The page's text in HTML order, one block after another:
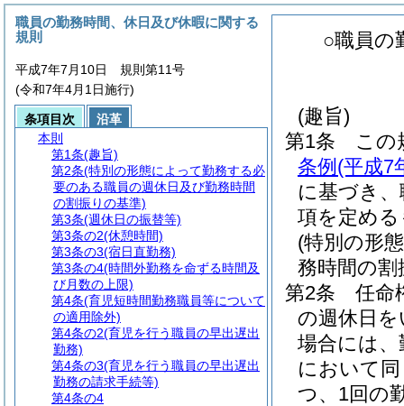
○職員の
(趣旨)
第1条
この
条例 (平成7
に基づき
項を定め
(特別の形
務時間の
第2条
任命
の週休日
場合には、
において
つ、1回の
職員の勤務時間、休日及び休暇に関する
規則
平成7年7月10日 規則第11号
(令和7年4月1日施行)
条項目次
沿革
本則
第1条(趣旨)
第2条(特別の形態によって勤務する必
要のある職員の週休日及び勤務時間
の割振りの基準)
第3条(週休日の振替等)
第3条の2(休憩時間)
第3条の3(宿日直勤務)
第3条の4(時間外勤務を命ずる時間及
び月数の上限)
第4条(育児短時間勤務職員等について
の適用除外)
第4条の2(育児を行う職員の早出遅出
勤務)
第4条の3(育児を行う職員の早出遅出
勤務の請求手続等)
第4条の4